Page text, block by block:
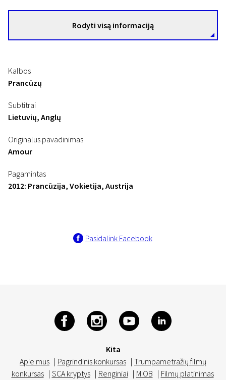
Rodyti visą informaciją
Kalbos
Prancūzų
Subtitrai
Lietuvių, Anglų
Originalus pavadinimas
Amour
Pagamintas
2012: Prancūzija, Vokietija, Austrija
Pasidalink Facebook
Kita
Apie mus | Pagrindinis konkursas | Trumpametražių filmų
konkursas | SCA kryptys | Renginiai | MIOB | Filmų platinimas